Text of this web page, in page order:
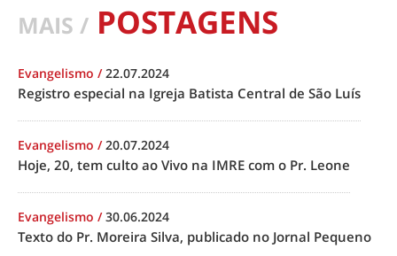
MAIS / POSTAGENS
Evangelismo /22.07.2024
Registro especial na Igreja Batista Central de São Luís
Evangelismo /20.07.2024
Hoje, 20, tem culto ao Vivo na IMRE com o Pr. Leone
Evangelismo /30.06.2024
Texto do Pr. Moreira Silva, publicado no Jornal Pequeno